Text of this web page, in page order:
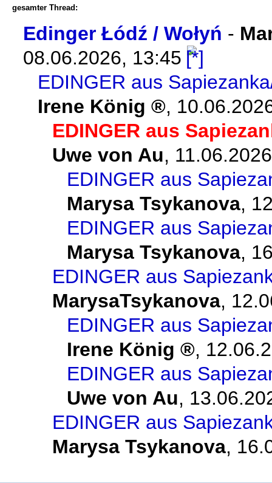
gesamter Thread:
Edinger Łódź / Wołyń -
08.06.2026, 13:45
EDINGER aus
Irene König
,
EDINGER aus
Uwe von Au,
EDINGER aus
Marysa Tsykanova,
EDINGER aus
Marysa Tsykanova,
EDINGER aus
MarysaTsykanova,
EDINGER aus
Irene König
,
EDINGER aus
Uwe von Au,
EDINGER aus
Marysa Tsykanova,